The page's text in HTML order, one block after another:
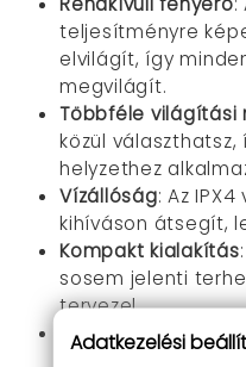
teljesítményre
elvilágít, így
megvilágít.
Többféle világítási
közül
helyzethez
Vízállóság: Az
kihíváson átsegít,
Kompakt kialakítás
sosem jelenti
tervezel.
Tartós akkumulátor
Adatkezelési